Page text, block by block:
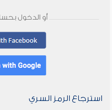
أو الدخول
استرجاع الرمز السري